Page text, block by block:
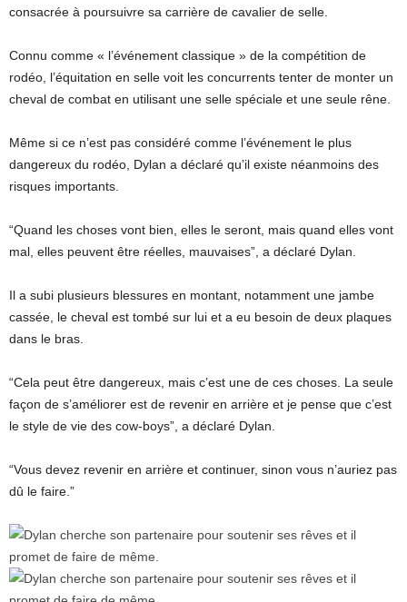
consacrée à poursuivre sa carrière de cavalier de selle.
Connu comme « l’événement classique » de la compétition de
rodéo, l’équitation en selle voit les concurrents tenter de monter un
cheval de combat en utilisant une selle spéciale et une seule rêne.
Même si ce n’est pas considéré comme l’événement le plus
dangereux du rodéo, Dylan a déclaré qu’il existe néanmoins des
risques importants.
“Quand les choses vont bien, elles le seront, mais quand elles vont
mal, elles peuvent être réelles, mauvaises”, a déclaré Dylan.
Il a subi plusieurs blessures en montant, notamment une jambe
cassée, le cheval est tombé sur lui et a eu besoin de deux plaques
dans le bras.
“Cela peut être dangereux, mais c’est une de ces choses. La seule
façon de s’améliorer est de revenir en arrière et je pense que c’est
le style de vie des cow-boys”, a déclaré Dylan.
“Vous devez revenir en arrière et continuer, sinon vous n’auriez pas
dû le faire.”